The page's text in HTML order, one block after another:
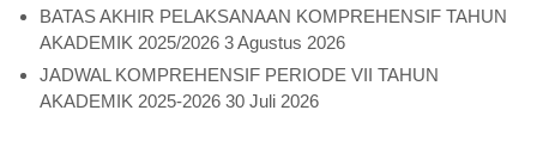
BATAS AKHIR PELAKSANAAN KOMPREHENSIF TAHUN
AKADEMIK 2025/2026 3 Agustus 2026
JADWAL KOMPREHENSIF PERIODE VII TAHUN
AKADEMIK 2025-2026 30 Juli 2026